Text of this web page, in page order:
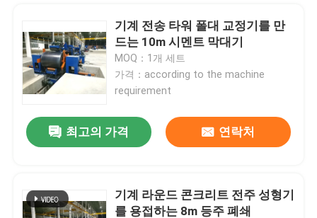
기계 전송 타워 폴대 교정기를 만
드는 10m 시멘트 막대기
MOQ：1개 세트
가격：according to the machine
requirement
최고의 가격 연락처
기계 라운드 콘크리트 전주 성형기
를 용접하는 8m 등주 폐쇄